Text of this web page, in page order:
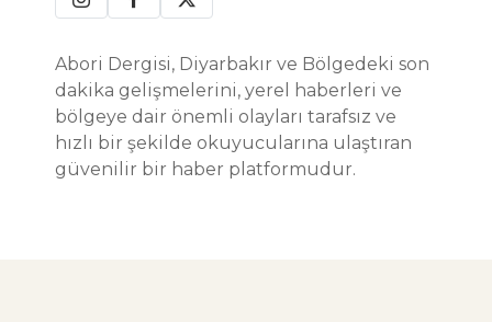
Abori Dergisi, Diyarbakır ve Bölgedeki son
dakika gelişmelerini, yerel haberleri ve
bölgeye dair önemli olayları tarafsız ve
hızlı bir şekilde okuyucularına ulaştıran
güvenilir bir haber platformudur.